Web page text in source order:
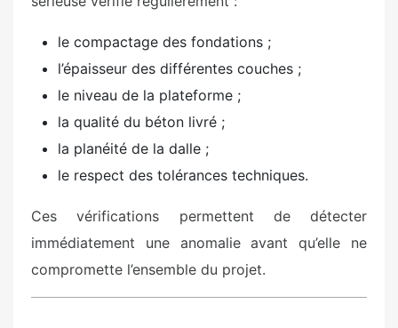
le compactage des fondations ;
l’épaisseur des différentes couches ;
le niveau de la plateforme ;
la qualité du béton livré ;
la planéité de la dalle ;
le respect des tolérances techniques.
Ces vérifications permettent de détecter
immédiatement une anomalie avant qu’elle ne
compromette l’ensemble du projet.